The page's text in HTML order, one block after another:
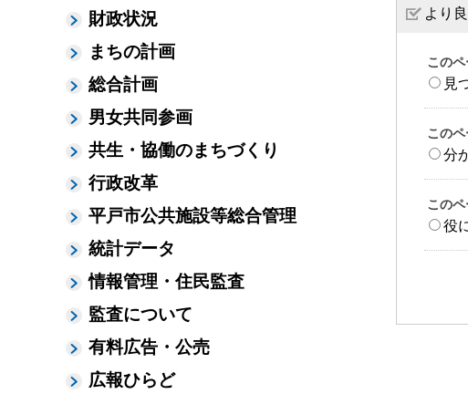
財政状況
まちの計画
総合計画
男女共同参画
共生・協働のまちづくり
行政改革
平戸市公共施設等総合管理
統計データ
情報管理・住民監査
監査について
有料広告・公売
広報ひらど
より
この
見
この
分
この
役